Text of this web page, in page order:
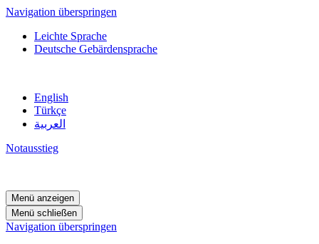
Navigation überspringen
Leichte Sprache
Deutsche Gebärdensprache
English
Türkçe
العربية
Notausstieg
Menü anzeigen
Menü schließen
Navigation überspringen